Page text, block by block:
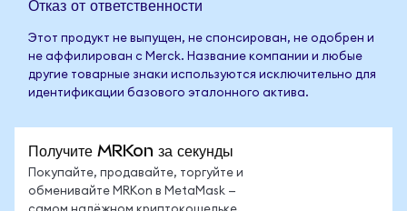
Отказ от ответственности
Этот продукт не выпущен, не спонсирован, не одобрен и
не аффилирован с Merck. Название компании и любые
другие товарные знаки используются исключительно для
идентификации базового эталонного актива.
Получите MRKon за секунды
Покупайте, продавайте, торгуйте и
обменивайте MRKon в MetaMask —